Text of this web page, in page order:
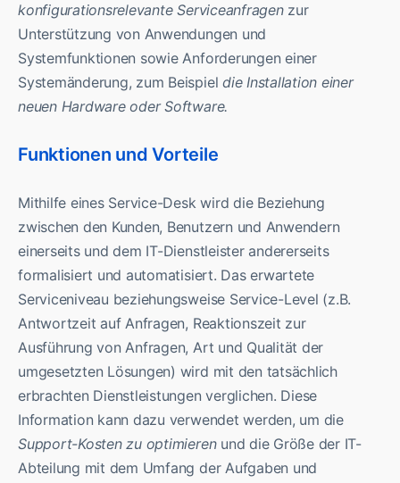
konfigurationsrelevante Serviceanfragenzur
Unterstützung von Anwendungen und
Systemfunktionen sowie Anforderungen einer
Systemänderung, zum Beispieldie Installation einer
neuen Hardware oder Software.
Funktionen und Vorteile
Mithilfe eines Service-Desk wird die Beziehung
zwischen den Kunden, Benutzern und Anwendern
einerseits und dem IT-Dienstleister andererseits
formalisiert und automatisiert. Das erwartete
Serviceniveau beziehungsweise Service-Level (z.B.
Antwortzeit auf Anfragen, Reaktionszeit zur
Ausführung von Anfragen, Art und Qualität der
umgesetzten Lösungen) wird mit den tatsächlich
erbrachten Dienstleistungen verglichen. Diese
Information kann dazu verwendet werden, um die
Support-Kosten zu optimierenund die Größe der IT-
Abteilung mit dem Umfang der Aufgaben und